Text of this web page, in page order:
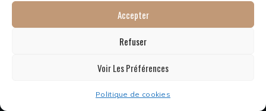
Accepter
Refuser
Voir Les Préférences
Politique de cookies